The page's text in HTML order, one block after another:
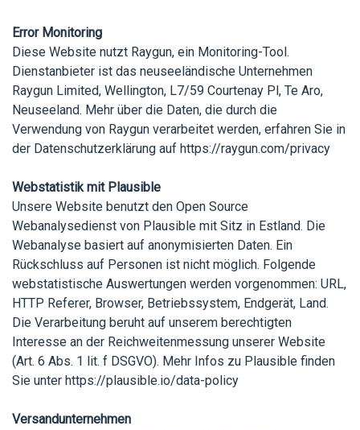
Error Monitoring
Diese Website nutzt Raygun, ein Monitoring-Tool.
Dienstanbieter ist das neuseeländische Unternehmen
Raygun Limited, Wellington, L7/59 Courtenay Pl, Te Aro,
Neuseeland. Mehr über die Daten, die durch die
Verwendung von Raygun verarbeitet werden, erfahren Sie in
der Datenschutzerklärung auf https://raygun.com/privacy
Webstatistik mit Plausible
Unsere Website benutzt den Open Source
Webanalysedienst von Plausible mit Sitz in Estland. Die
Webanalyse basiert auf anonymisierten Daten. Ein
Rückschluss auf Personen ist nicht möglich. Folgende
webstatistische Auswertungen werden vorgenommen: URL,
HTTP Referer, Browser, Betriebssystem, Endgerät, Land.
Die Verarbeitung beruht auf unserem berechtigten
Interesse an der Reichweitenmessung unserer Website
(Art. 6 Abs. 1 lit. f DSGVO). Mehr Infos zu Plausible finden
Sie unter https://plausible.io/data-policy
Versandunternehmen